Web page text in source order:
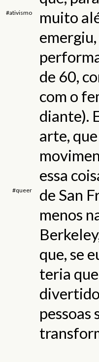
muito
#ativismo
de 60,
com o
diante).
arte,
essa
de San
#queer
menos
que, se
teria
pessoas